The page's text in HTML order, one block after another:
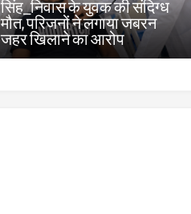
सिंह_निवास के युवक की संदिग्ध
मौत, परिजनों ने लगाया जबरन
जहर खिलाने का आरोप